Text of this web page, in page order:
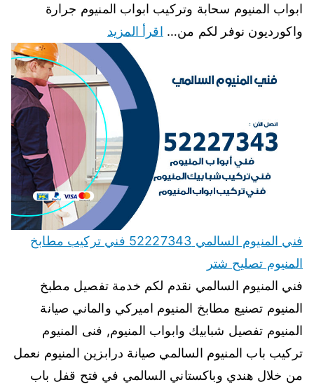
ابواب المنيوم سحابة وتركيب ابواب المنيوم جرارة
واكورديون نوفر لكم من… اقرأ المزيد
فني المنيوم السالمي 52227343 فني تركيب مطابخ
المنيوم تصليح شتر
فني المنيوم السالمي نقدم لكم خدمة تفصيل مطبخ
المنيوم تصنيع مطابخ المنيوم اميركي والماني صيانة
المنيوم تفصيل شبابيك وابواب المنيوم, فنى المنيوم
تركيب باب المنيوم السالمي صيانة درابزين المنيوم نعمل
من خلال هندي وباكستاني السالمي في فتح قفل باب